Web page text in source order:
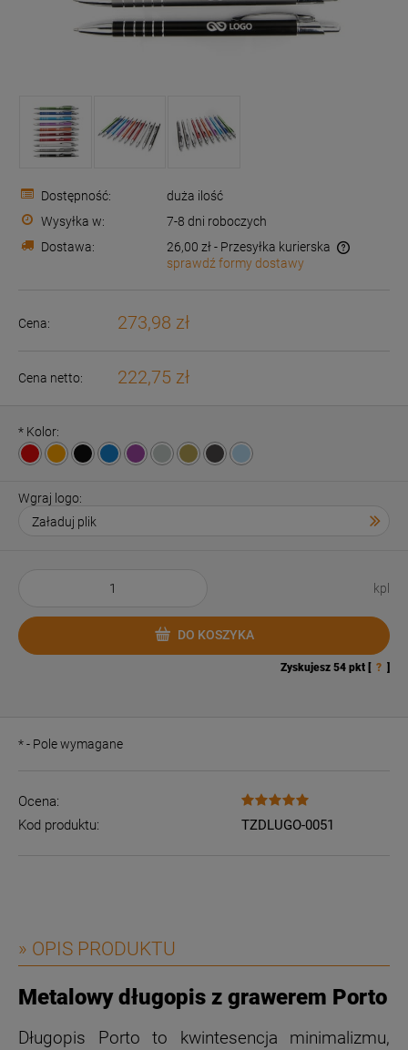
Dostępność:
duża ilość
Wysyłka w:
7-8 dni roboczych
Dostawa:
26,00 zł- Przesyłka kurierska
Cena nie zawiera ewentualnych kosztów płatności
sprawdź formy dostawy
Cena: 273,98 zł
Cena netto: 222,75 zł
* Kolor:
Wgraj logo:
kpl
DO KOSZYKA
Zyskujesz 54 pkt [ ? ]
*- Pole wymagane
Ocena:
Kod produktu:
TZDLUGO-0051
» OPIS PRODUKTU
Metalowy długopis z grawerem Porto
Długopis Porto to kwintesencja minimalizmu,